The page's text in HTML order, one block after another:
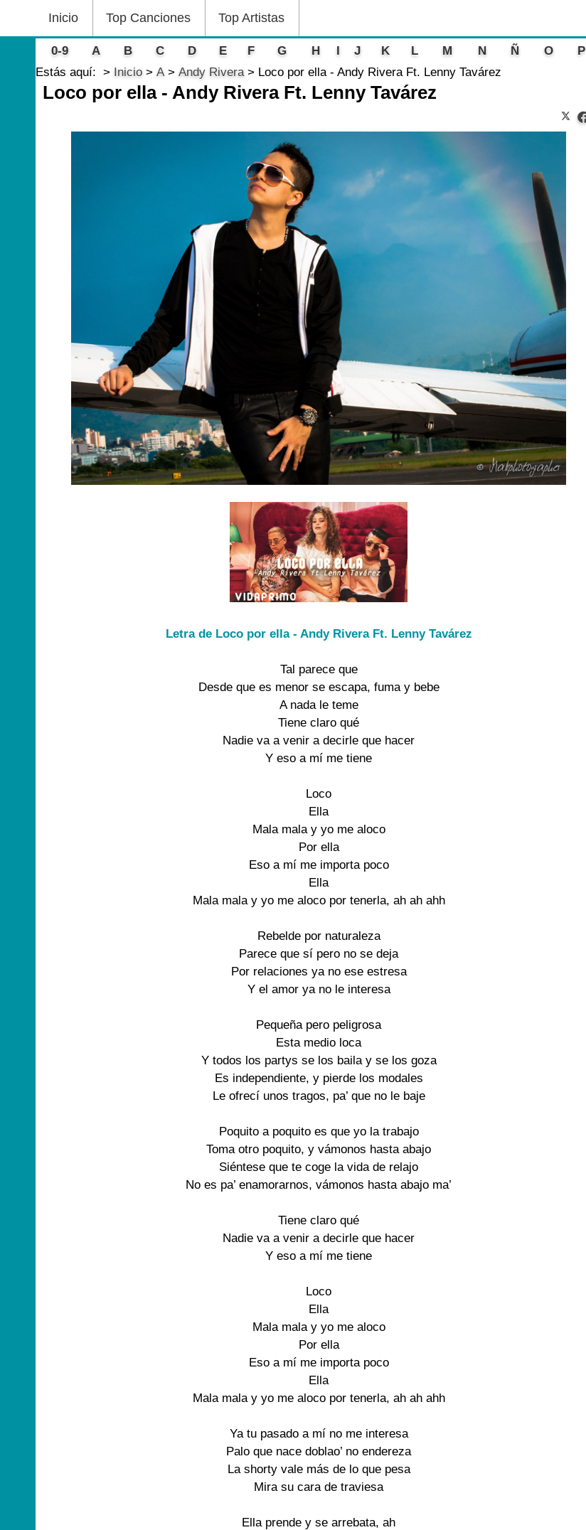
Inicio Top Canciones Top Artistas
0-9 A B C D E F G H I J K L M N Ñ O P
Estás aquí:
Inicio A Andy Rivera Loco por ella - Andy Rivera Ft. Lenny Tavárez
Loco por ella - Andy Rivera Ft. Lenny Tavárez
Letra de Loco por ella - Andy Rivera Ft. Lenny Tavárez
Tal parece que
Desde que es menor se escapa, fuma y bebe
A nada le teme
Tiene claro qué
Nadie va a venir a decirle que hacer
Y eso a mí me tiene
Loco
Ella
Mala mala y yo me aloco
Por ella
Eso a mí me importa poco
Ella
Mala mala y yo me aloco por tenerla, ah ah ahh
Rebelde por naturaleza
Parece que sí pero no se deja
Por relaciones ya no ese estresa
Y el amor ya no le interesa
Pequeña pero peligrosa
Esta medio loca
Y todos los partys se los baila y se los goza
Es independiente, y pierde los modales
Le ofrecí unos tragos, pa’ que no le baje
Poquito a poquito es que yo la trabajo
Toma otro poquito, y vámonos hasta abajo
Siéntese que te coge la vida de relajo
No es pa’ enamorarnos, vámonos hasta abajo ma’
Tiene claro qué
Nadie va a venir a decirle que hacer
Y eso a mí me tiene
Loco
Ella
Mala mala y yo me aloco
Por ella
Eso a mí me importa poco
Ella
Mala mala y yo me aloco por tenerla, ah ah ahh
Ya tu pasado a mí no me interesa
Palo que nace doblao’ no endereza
La shorty vale más de lo que pesa
Mira su cara de traviesa
Ella prende y se arrebata, ah